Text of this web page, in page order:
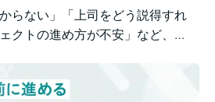
らない」「上司をどう説得すれ
クトの進め方が不安」など、業